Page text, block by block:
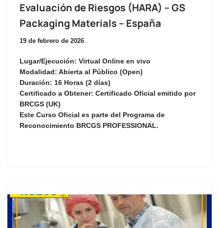
Evaluación de Riesgos (HARA) – GS
Packaging Materials – España
19 de febrero de 2026
Lugar/Ejecución: Virtual Online en vivo
Modalidad: Abierta al Público (Open)
Duración: 16 Horas (2 días)
Certificado a Obtener: Certificado Oficial emitido por
BRCGS (UK)
Este Curso Oficial es parte del Programa de
Reconocimiento BRCGS PROFESSIONAL.